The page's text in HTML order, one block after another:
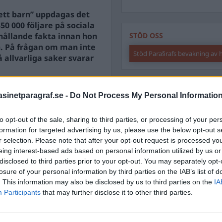
- Do Not Process My Personal Information
opt-out of the sale, sharing to third parties, or processing of your
for targeted advertising by us, please use the below opt-out
selection. Please note that after your opt-out request is processed
interest-based ads based on personal information utilized by us
to third parties prior to your opt-out. You may separately
of your personal information by third parties on the IAB’s list of
This information may also be disclosed by us to third parties on the
Participants that may further disclose it to other third parties.
barn” uppdagas det
000 följare på sociala
fakta innan hon
På frågan om man inte
allvarliga saker svarar
STÖD OSS
Stöd Para§rafs bevakning av
PRENUMERERA PÅ
ÄMNESORD
Advokat Anders Cardell
Magnusson
Carlsson